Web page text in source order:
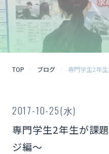
TOP ブログ 専門学生2年
2017-10-25(水)
専門学生2年生が課
ジ編～